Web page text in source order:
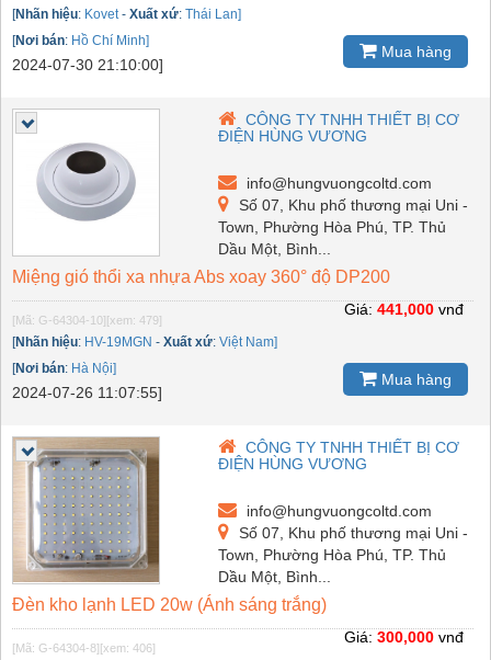
[Nhãn hiệu: Kovet - Xuất xứ: Thái Lan]
[Nơi bán: Hồ Chí Minh]
2024-07-30 21:10:00]
Mua hàng
CÔNG TY TNHH THIẾT BỊ CƠ
ĐIỆN HÙNG VƯƠNG
info@hungvuongcoltd.com
Số 07, Khu phố thương mại Uni -
Town, Phường Hòa Phú, TP. Thủ
Dầu Một, Bình...
Miệng gió thổi xa nhựa Abs xoay 360° độ DP200
[Mã: G-64304-10][xem: 479]
[Nhãn hiệu: HV-19MGN - Xuất xứ: Việt Nam]
[Nơi bán: Hà Nội]
2024-07-26 11:07:55]
Giá: 441,000 vnđ
Mua hàng
CÔNG TY TNHH THIẾT BỊ CƠ
ĐIỆN HÙNG VƯƠNG
info@hungvuongcoltd.com
Số 07, Khu phố thương mại Uni -
Town, Phường Hòa Phú, TP. Thủ
Dầu Một, Bình...
Đèn kho lạnh LED 20w (Ánh sáng trắng)
[Mã: G-64304-8][xem: 406]
Giá: 300,000 vnđ